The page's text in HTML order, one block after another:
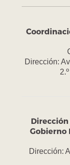
Dirección:
Gobierno
Dirección: